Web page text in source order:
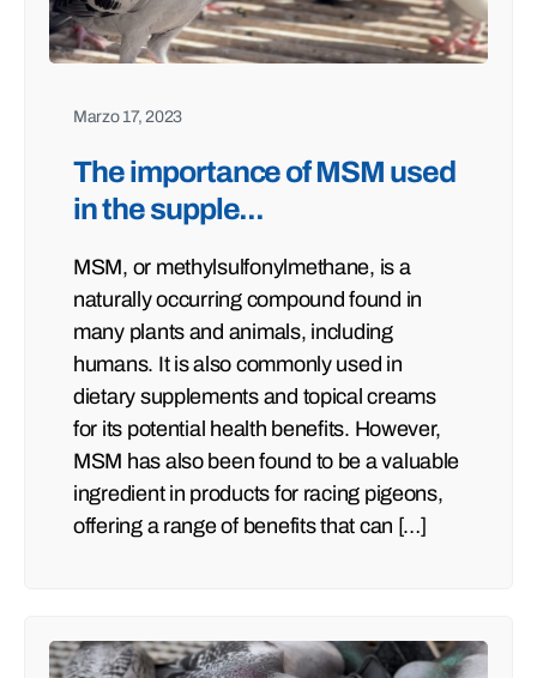
Marzo 17, 2023
The importance of MSM used
in the supple...
MSM, or methylsulfonylmethane, is a
naturally occurring compound found in
many plants and animals, including
humans. It is also commonly used in
dietary supplements and topical creams
for its potential health benefits. However,
MSM has also been found to be a valuable
ingredient in products for racing pigeons,
offering a range of benefits that can […]